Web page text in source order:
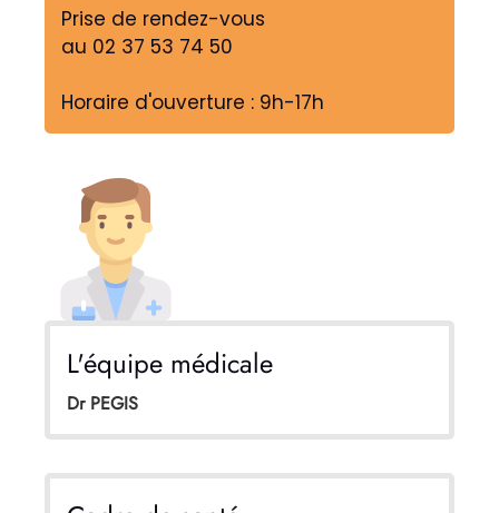
Prise de rendez-vous
au 02 37 53 74 50
Horaire d'ouverture : 9h-17h
L'équipe médicale
Dr PEGIS